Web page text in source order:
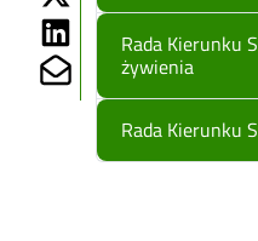
Rada Kierunku
żywienia
Rada Kierunku
Share on Linkedin
Share on Mailto